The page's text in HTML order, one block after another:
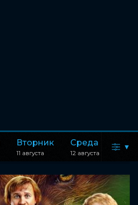
Вторник
11 августа
Среда
12 августа
▾